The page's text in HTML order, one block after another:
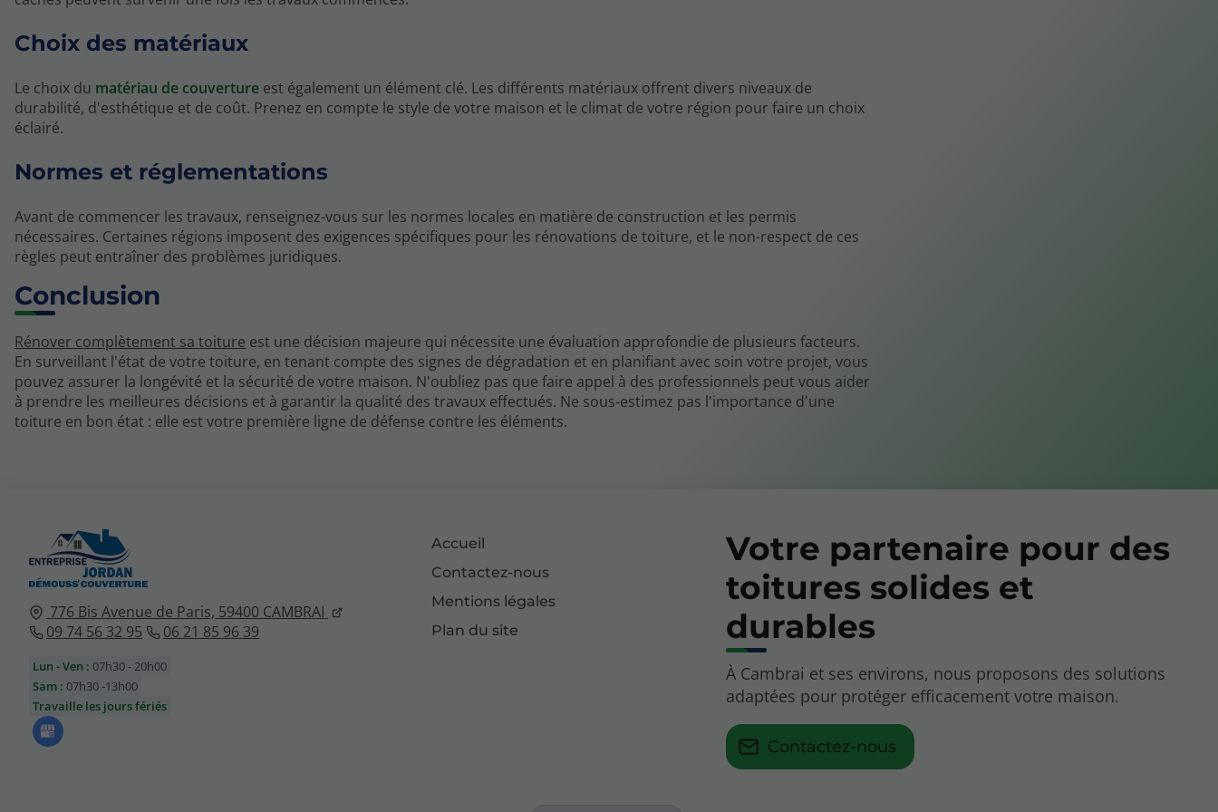
Choix des matériaux
Le choix du matériau de couverture est également un élément clé. Les différents matériaux offrent divers niveaux de
durabilité, d'esthétique et de coût. Prenez en compte le style de votre maison et le climat de votre région pour faire un choix
éclairé.
Normes et réglementations
Avant de commencer les travaux, renseignez-vous sur les normes locales en matière de construction et les permis
nécessaires. Certaines régions imposent des exigences spécifiques pour les rénovations de toiture, et le non-respect de ces
règles peut entraîner des problèmes juridiques.
Conclusion
Rénover complètement sa toiture est une décision majeure qui nécessite une évaluation approfondie de plusieurs facteurs.
En surveillant l'état de votre toiture, en tenant compte des signes de dégradation et en planifiant avec soin votre projet, vous
pouvez assurer la longévité et la sécurité de votre maison. N'oubliez pas que faire appel à des professionnels peut vous aider
à prendre les meilleures décisions et à garantir la qualité des travaux effectués. Ne sous-estimez pas l'importance d'une
toiture en bon état : elle est votre première ligne de défense contre les éléments.
776 Bis Avenue de Paris, 59400 CAMBRAI
09 74 56 32 95
06 21 85 96 39
Lun - Ven : 07h30 - 20h00
Sam : 07h30 -13h00
Travaille les jours fériés
Accueil
Contactez-nous
Mentions légales
Plan du site
Votre partenaire pour des
toitures solides et
durables
À Cambrai et ses environs, nous proposons des solutions
adaptées pour protéger efficacement votre maison.
Contactez-nous